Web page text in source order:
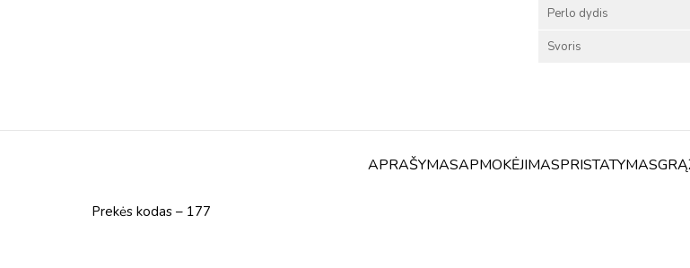
Perlo dydis
Svoris
APRAŠYMASAPMOKĖJIMASPRISTATYMAS
Prekės kodas – 177